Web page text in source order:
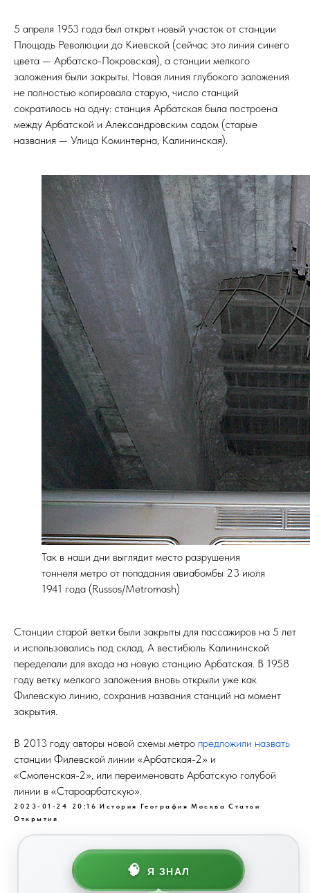
5 апреля 1953 года был открыт новый участок от станции
Площадь Революции до Киевской (сейчас это линия синего
цвета — Арбатско-Покровская), а станции мелкого
заложения были закрыты. Новая линия глубокого заложения
не полностью копировала старую, число станций
сократилось на одну: станция Арбатская была построена
между Арбатской и Александровским садом (старые
названия — Улица Коминтерна, Калининская).
Так в наши дни выглядит место разрушения
тоннеля метро от попадания авиабомбы 23 июля
1941 года (Russos/Metromash)
Станции старой ветки были закрыты для пассажиров на 5 лет
и использовались под склад. А вестибюль Калининской
переделали для входа на новую станцию Арбатская. В 1958
году ветку мелкого заложения вновь открыли уже как
Филевскую линию, сохранив названия станций на момент
закрытия.
В 2013 году авторы новой схемы метро предложили назвать
станции Филевской линии «Арбатская-2» и
«Смоленская-2», или переименовать Арбатскую голубой
линии в «Староарбатскую».
2023-01-24 20:16 История География Москва Статьи
Открытия
🧠 Я ЗНАЛ